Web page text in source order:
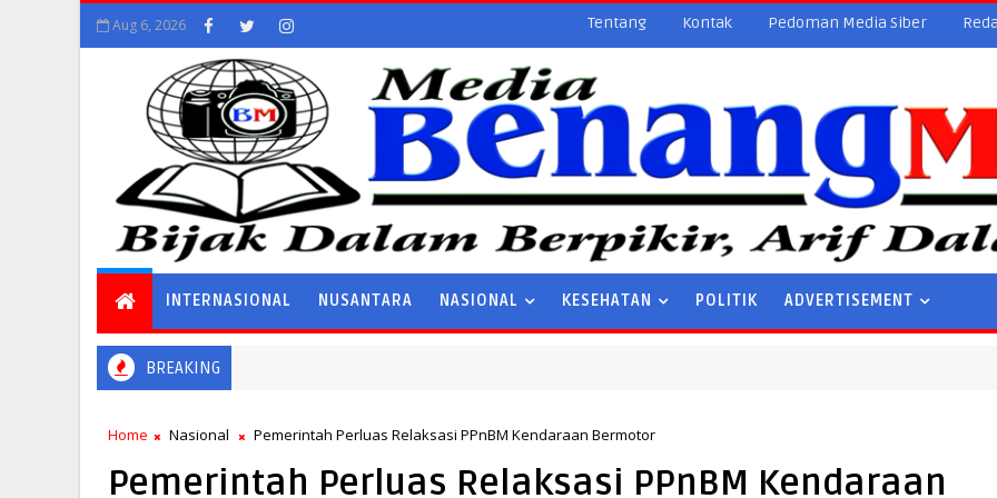
Aug 6, 2026 Tentang Kontak Pedoman Media Siber
INTERNASIONAL NUSANTARA NASIONAL KESEHATAN POLITIK ADVERTISEMENT
BREAKING
Home Nasional Pemerintah Perluas Relaksasi PPnBM Kendaraan Bermotor
Pemerintah Perluas Relaksasi PPnBM Kendaraan